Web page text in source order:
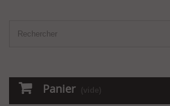
Panier (vide)